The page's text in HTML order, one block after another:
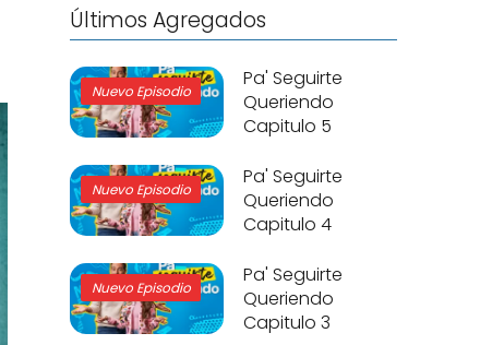
Últimos Agregados
Nuevo Episodio
Pa' Seguirte
Queriendo
Capitulo 5
Nuevo Episodio
Pa' Seguirte
Queriendo
Capitulo 4
Nuevo Episodio
Pa' Seguirte
Queriendo
Capitulo 3